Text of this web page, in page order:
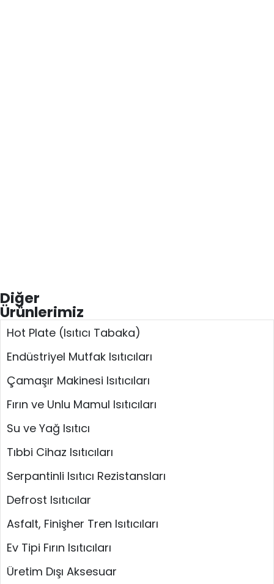
Diğer
Ürünlerimiz
Hot Plate (Isıtıcı Tabaka)
Endüstriyel Mutfak Isıtıcıları
Çamaşır Makinesi Isıtıcıları
Fırın ve Unlu Mamul Isıtıcıları
Su ve Yağ Isıtıcı
Tıbbi Cihaz Isıtıcıları
Serpantinli Isıtıcı Rezistansları
Defrost Isıtıcılar
Asfalt, Finişher Tren Isıtıcıları
Ev Tipi Fırın Isıtıcıları
Üretim Dışı Aksesuar